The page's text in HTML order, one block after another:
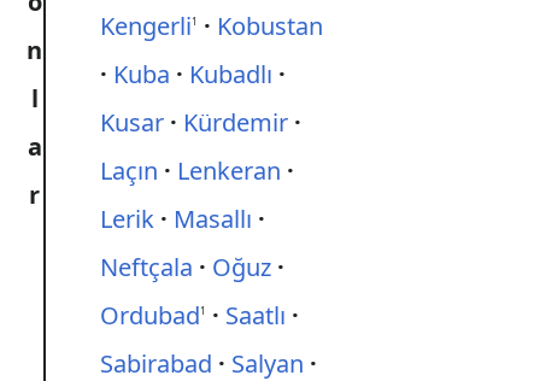
n
l
a
r
Kengerli1
Kobustan
Kuba
Kubadlı
Kusar
Kürdemir
Laçın
Lenkeran
Lerik
Masallı
Neftçala
Oğuz
Ordubad1
Saatlı
Sabirabad
Salyan